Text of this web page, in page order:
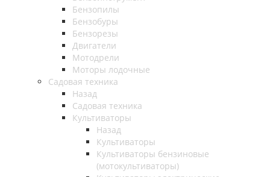
Бензопилы
Бензобуры
Бензорезы
Двигатели
Мотодрели
Моторы лодочные
Садовая техника
Назад
Садовая техника
Культиваторы
Назад
Культиваторы
Культиваторы бензиновые
(мотокультиваторы)